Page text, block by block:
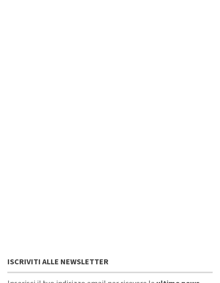
ISCRIVITI ALLE NEWSLETTER